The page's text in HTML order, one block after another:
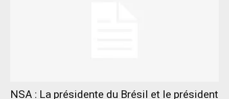
NSA : La présidente du Brésil et le président